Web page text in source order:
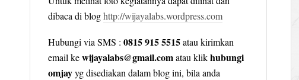
dibaca di bloghttp://wijayalabs.wordpress.com
Hubungi via SMS : 0815 915 5515atau kirimkan
email kewijayalabs@gmail.comatau klikhubungi
omjayyg disediakan dalam blog ini, bila anda